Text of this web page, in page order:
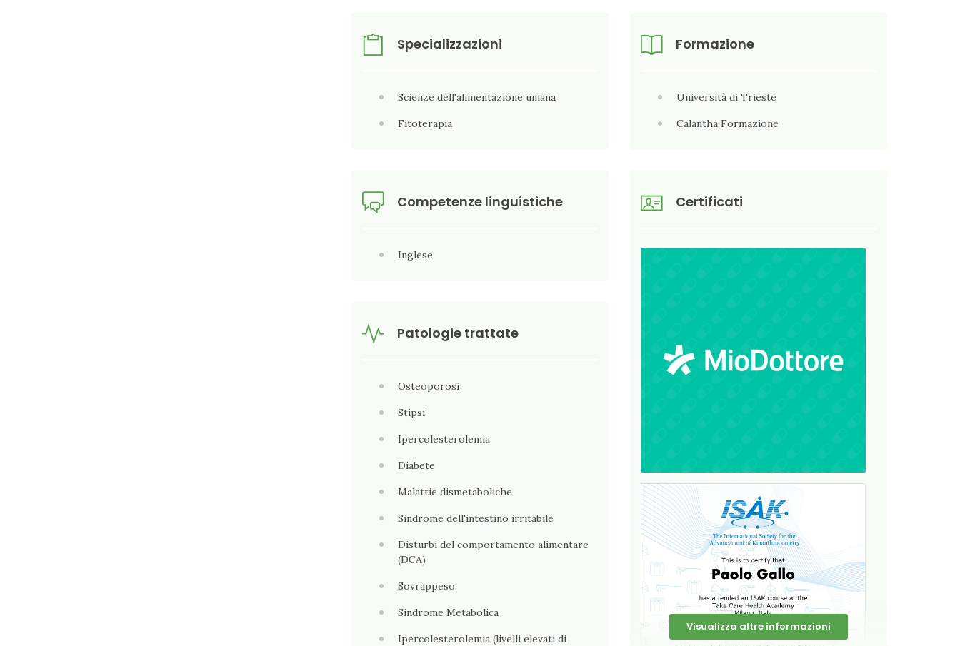
Specializzazioni
Scienze dell'alimentazione umana
Fitoterapia
Formazione
Università di Trieste
Calantha Formazione
Competenze linguistiche
Inglese
Certificati
Visualizza altre informazioni
Patologie trattate
Osteoporosi
Stipsi
Ipercolesterolemia
Diabete
Malattie dismetaboliche
Sindrome dell'intestino irritabile
Disturbi del comportamento alimentare
(DCA)
Sovrappeso
Sindrome Metabolica
Ipercolesterolemia (livelli elevati di